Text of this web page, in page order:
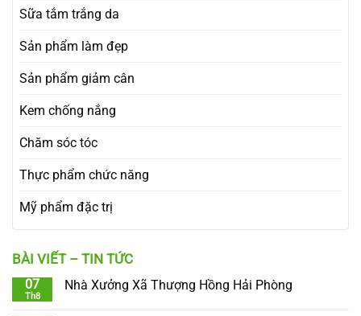
Sữa tắm trắng da
Sản phẩm làm đẹp
Sản phẩm giảm cân
Kem chống nắng
Chăm sóc tóc
Thực phẩm chức năng
Mỹ phẩm đặc trị
BÀI VIẾT – TIN TỨC
07
Th8
Nhà Xưởng Xã Thượng Hồng Hải Phòng